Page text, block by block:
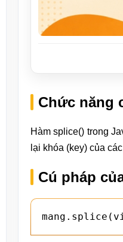
Chức năng
Hàm splice() trong
lại khóa (key) của
Cú pháp